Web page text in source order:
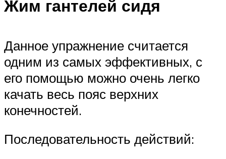
Жим гантелей сидя
Данное упражнение считается
одним из самых эффективных, с
его помощью можно очень легко
качать весь пояс верхних
конечностей.
Последовательность действий: